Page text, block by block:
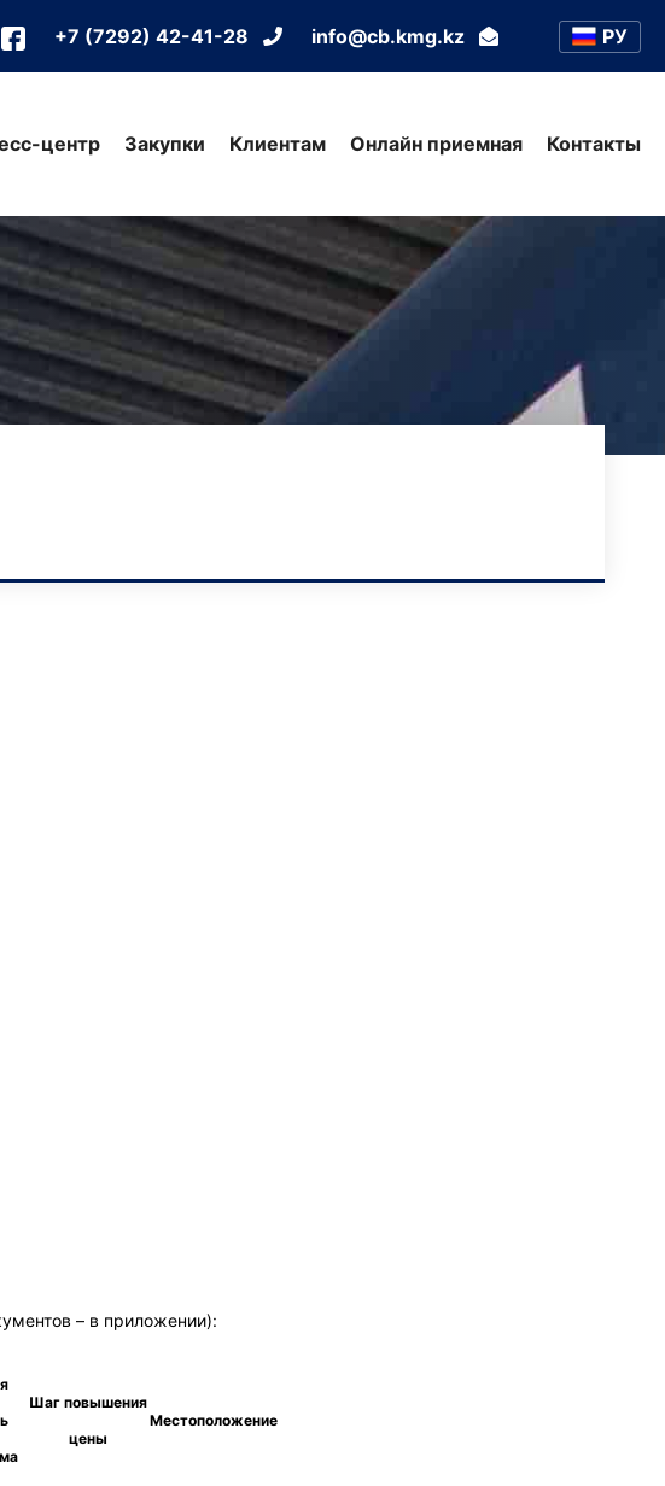
+7 (7292) 42-41-28 info@cb.kmg.kz РУ
центр Закупки Клиентам Онлайн приемная Контакты
– в приложении):
Шаг повышения
цены
Местоположение